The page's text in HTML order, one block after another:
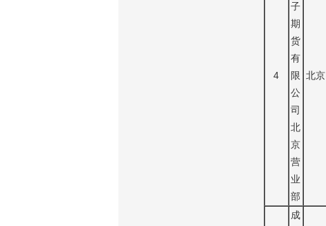
4
子
期
货
有
限
公
司
北
京
营
业
部
北京
成